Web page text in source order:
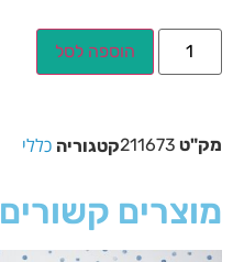
הוספה לסל
מק"ט 211673קטגוריה כללי
מוצרים קשורים